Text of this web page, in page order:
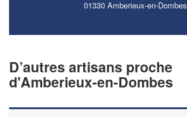
01330 Amberieux-en-Dombes
D’autres artisans proche
d'Amberieux-en-Dombes